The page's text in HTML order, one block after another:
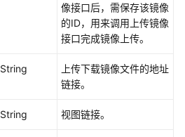
像接口后，需保存该镜像
的ID，用来调用上传镜像
接口完成镜像上传。
String
上传下载镜像文件的地址
链接。
String 视图链接。